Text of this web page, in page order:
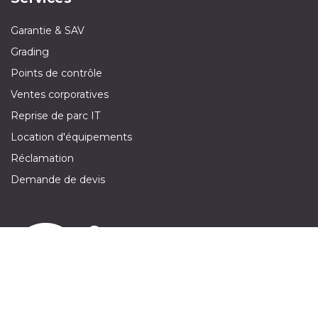
Garantie & SAV
Grading
Points de contrôle
Ventes corporatives
Reprise de parc IT
Location d'équipements
Réclamation
Demande de devis